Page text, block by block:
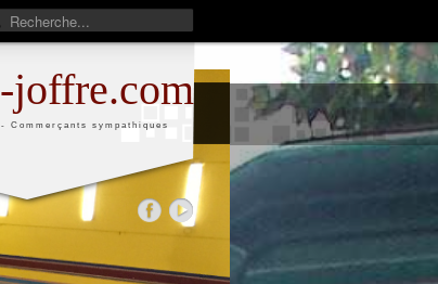
joffre.com
Commerçants sympathiques